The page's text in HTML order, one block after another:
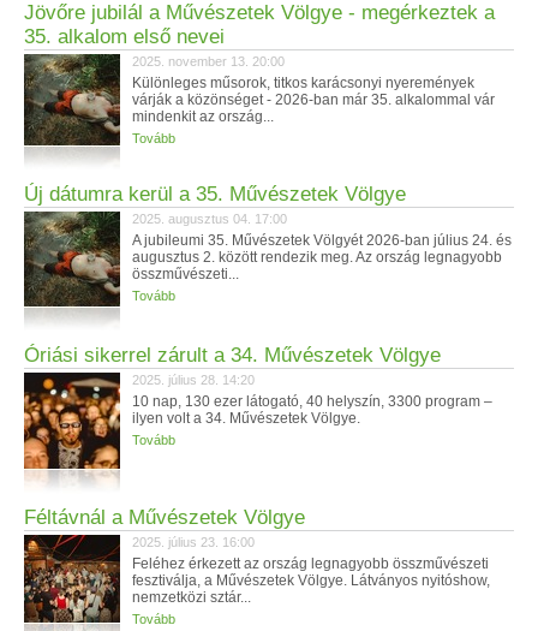
Jövőre jubilál a Művészetek Völgye - megérkeztek a
35. alkalom első nevei
2025. november 13. 20:00
Különleges műsorok, titkos karácsonyi nyeremények
várják a közönséget - 2026-ban már 35. alkalommal vár
mindenkit az ország...
Tovább
Új dátumra kerül a 35. Művészetek Völgye
2025. augusztus 04. 17:00
A jubileumi 35. Művészetek Völgyét 2026-ban július 24. és
augusztus 2. között rendezik meg. Az ország legnagyobb
összművészeti...
Tovább
Óriási sikerrel zárult a 34. Művészetek Völgye
2025. július 28. 14:20
10 nap, 130 ezer látogató, 40 helyszín, 3300 program –
ilyen volt a 34. Művészetek Völgye.
Tovább
Féltávnál a Művészetek Völgye
2025. július 23. 16:00
Feléhez érkezett az ország legnagyobb összművészeti
fesztiválja, a Művészetek Völgye. Látványos nyitóshow,
nemzetközi sztár...
Tovább